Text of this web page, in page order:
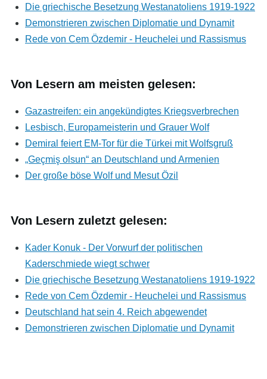
Die griechische Besetzung Westanatoliens 1919-1922
Demonstrieren zwischen Diplomatie und Dynamit
Rede von Cem Özdemir - Heuchelei und Rassismus
Von Lesern am meisten gelesen:
Gazastreifen: ein angekündigtes Kriegsverbrechen
Lesbisch, Europameisterin und Grauer Wolf
Demiral feiert EM-Tor für die Türkei mit Wolfsgruß
„Geçmiş olsun“ an Deutschland und Armenien
Der große böse Wolf und Mesut Özil
Von Lesern zuletzt gelesen:
Kader Konuk - Der Vorwurf der politischen
Kaderschmiede wiegt schwer
Die griechische Besetzung Westanatoliens 1919-1922
Rede von Cem Özdemir - Heuchelei und Rassismus
Deutschland hat sein 4. Reich abgewendet
Demonstrieren zwischen Diplomatie und Dynamit